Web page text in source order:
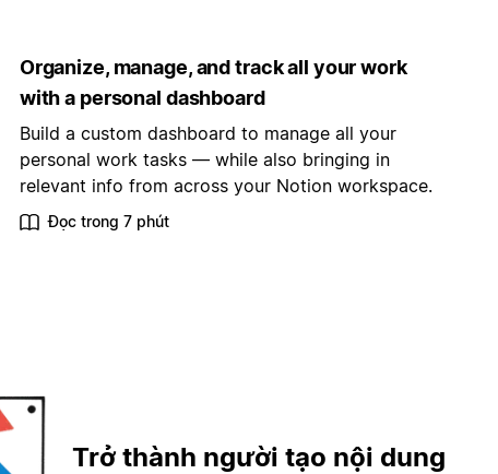
Organize, manage, and track all your work
with a personal dashboard
Build a custom dashboard to manage all your
personal work tasks — while also bringing in
relevant info from across your Notion workspace.
Đọc trong 7 phút
Trở thành người tạo nội dung